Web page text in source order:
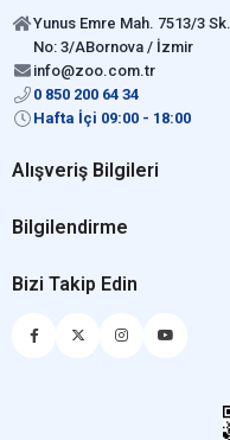
Yunus Emre Mah. 7513/3 Sk.
No: 3/ABornova / İzmir
info@zoo.com.tr
0 850 200 64 34
Hafta İçi 09:00 - 18:00
Alışveriş Bilgileri
Bilgilendirme
Bizi Takip Edin